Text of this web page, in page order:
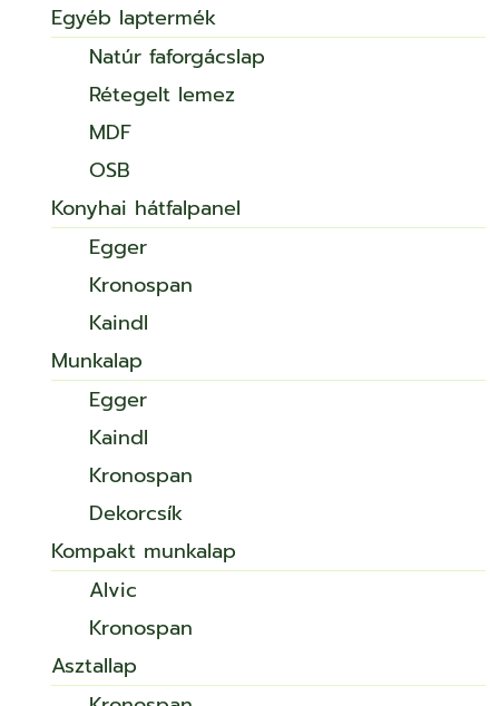
Egyéb laptermék
Natúr faforgácslap
Rétegelt lemez
MDF
OSB
Konyhai hátfalpanel
Egger
Kronospan
Kaindl
Munkalap
Egger
Kaindl
Kronospan
Dekorcsík
Kompakt munkalap
Alvic
Kronospan
Asztallap